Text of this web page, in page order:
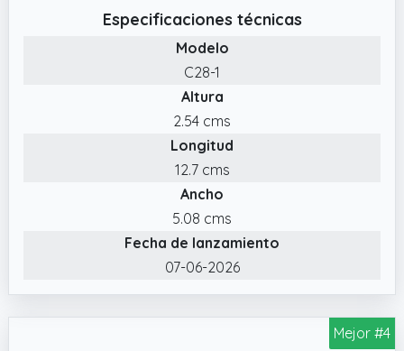
trasera para colgar una luz trasera para
garantizar la seguridad por la noche.
✔️ FÁCIL INSTALACIÓN & AMPLIA. La bolsa
para sillín de bicicleta con 2 correas de cierre
de gancho y bucle/ un soporte se monta de
manera más fácil y conveniente debajo del
asiento de su bicicleta.
Especificaciones técnicas
Modelo
C28-1
Altura
2.54 cms
Longitud
12.7 cms
Ancho
5.08 cms
Fecha de lanzamiento
07-06-2026
Mejor #4